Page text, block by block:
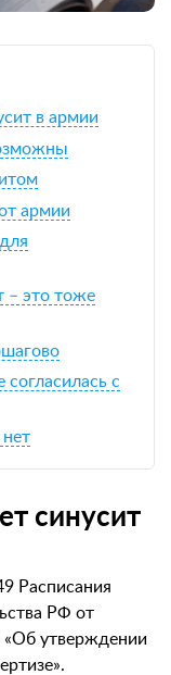
в армии
армии
– это тоже
с
синусит
Расписания
РФ от
«Об утверждении